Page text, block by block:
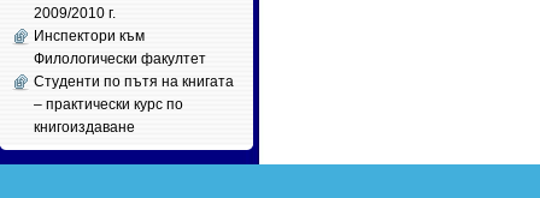
2009/2010 г.
Инспектори към
Филологически факултет
Студенти по пътя на книгата
– практически курс по
книгоиздаване